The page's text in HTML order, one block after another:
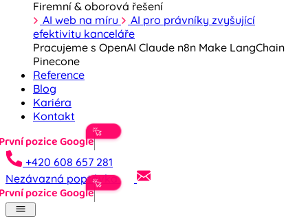
Firemní & oborová řešení
AI web na míru
AI pro právníky zvyšující
efektivitu kanceláře
Pracujeme s OpenAI Claude n8n Make LangChain
Pinecone
Reference
Blog
Kariéra
Kontakt
+420 608 657 281
Nezávazná poptávka